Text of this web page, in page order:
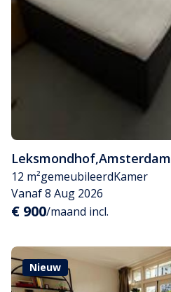
Leksmondhof,Amsterdam
12 m²gemeubileerdKamer
Vanaf 8 Aug 2026
€ 900/maand incl.
Nieuw